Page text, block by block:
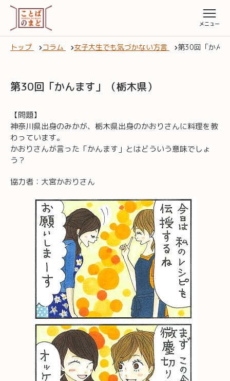
トップ コラム 女子大生でも気づかない方言 第30回「かん
第30回「かんます」（栃木県）
【問題】
神奈川県出身のみかが、栃木県出身のかおりさんに料理を教
わっています。
かおりさんが言った「かんます」とはどういう意味でしょ
う？
協力者：大宮かおりさん